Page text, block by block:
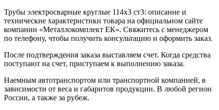
Трубы электросварные круглые 114x3 ст3: описание и
технические характеристики товара на официальном сайте
компании «Металлокомплект ЕК». Свяжитесь с менеджером
по телефону, чтобы получить консультацию и оформить заказ.
После подтверждения заказа выставляем счет. Когда средства
поступают на счет, приступаем к выполнению заказа.
Наемным автотранспортом или транспортной компанией, в
зависимости от веса и габаритов продукции. В любой регион
России, а также за рубеж.